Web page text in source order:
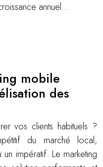
annuel…
mobile
des
vos clients habituels ?
du marché local,
impératif. Le marketing